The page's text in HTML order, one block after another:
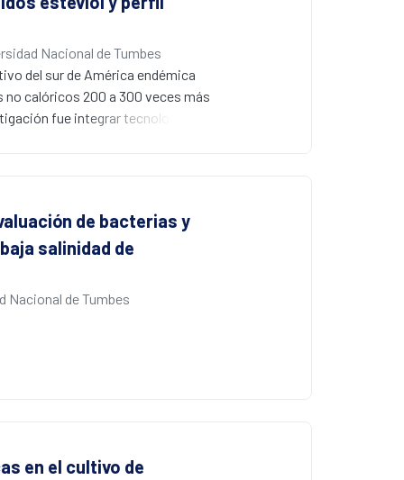
Nacional de Tumbes
del sur de América endémica
no calóricos 200 a 300 veces más
fue integrar tecnologías
resultados mostraron a
UGT76G1, UGT85C2, UGT71E1
metabolómico mediante
diversos metabolitos como
modernas en plantas
en esta especie.
de bacterias y
salinidad de
Nacional de Tumbes
en el cultivo de